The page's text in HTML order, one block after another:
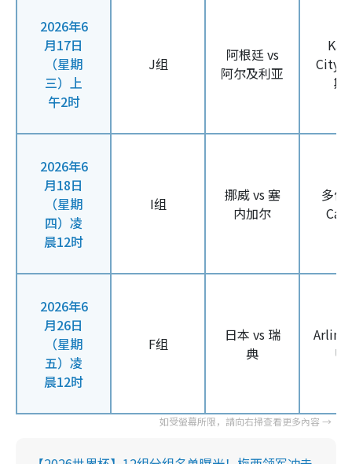
2026年6
月17日
（星期
三）上
午2时
J组
阿根廷 vs
阿尔及利亚
City
斯
2026年6
月18日
（星期
四）凌
晨12时
I组
挪威 vs 塞
内加尔
多伦
2026年6
月26日
（星期
五）凌
晨12时
F组
日本 vs 瑞
典